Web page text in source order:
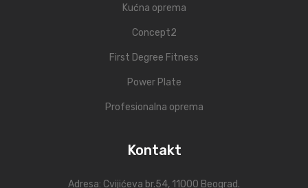
Kućna oprema
Concept2
First Degree Fitness
Power Plate
Profesionalna oprema
Kontakt
Adresa: Cvijićeva br.54, 11000 Beograd.